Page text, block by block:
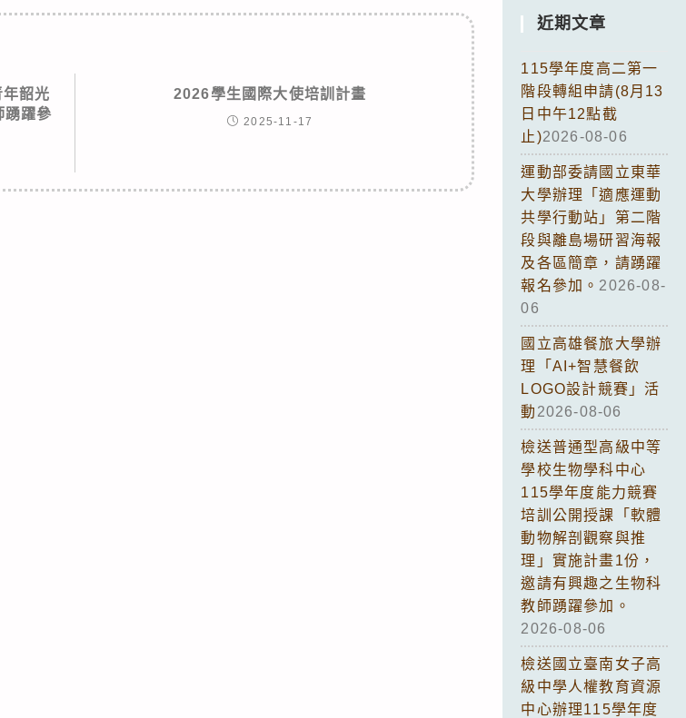
韶光
踴躍參
2026學生國際大使培訓計畫
2025-11-17
近期文章
115學年度高二第一
階段轉組申請(8月13
日中午12點截
止)2026-08-06
運動部委請國立東華
大學辦理「適應運動
共學行動站」第二階
段與離島場研習海報
及各區簡章，請踴躍
報名參加。 2026-08-
06
國立高雄餐旅大學辦
理「AI+智慧餐飲
LOGO設計競賽」活
動 2026-08-06
檢送普通型高級中等
學校生物學科中心
115學年度能力競賽
培訓公開授課「軟體
動物解剖觀察與推
理」實施計畫1份，
邀請有興趣之生物科
教師踴躍參加。
2026-08-06
檢送國立臺南女子高
級中學人權教育資源
中心辦理115學年度